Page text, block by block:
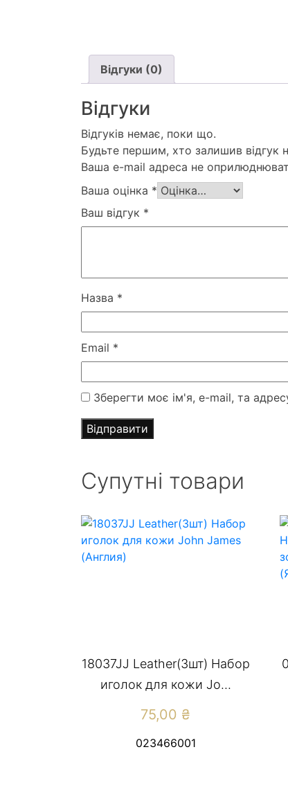
Відгуки (0)
Відгуки
Відгуків немає, поки що.
Будьте першим, хто залишив відгук
Ваша e-mail адреса не
Ваша оцінка *
Ваш відгук *
Назва *
Email *
Зберегти моє ім'я, e-mail, та
Супутні товари
18037JJ Leather(3шт) Набор
иголок для кожи Jo...
75,00 ₴
023466001